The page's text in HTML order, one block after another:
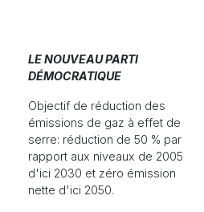
LE NOUVEAU PARTI
DÉMOCRATIQUE
Objectif de réduction des
émissions de gaz à effet de
serre: réduction de 50 % par
rapport aux niveaux de 2005
d'ici 2030 et zéro émission
nette d'ici 2050.